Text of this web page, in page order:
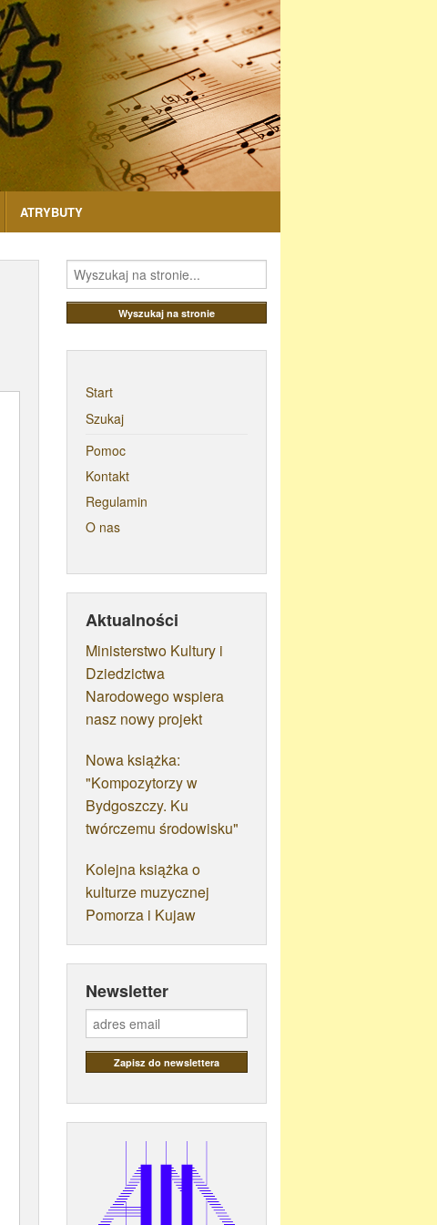
ATRYBUTY
Start
Szukaj
Pomoc
Kontakt
Regulamin
O nas
Aktualności
Ministerstwo Kultury i
Dziedzictwa
Narodowego wspiera
nasz nowy projekt
Nowa książka:
"Kompozytorzy w
Bydgoszczy. Ku
twórczemu środowisku"
Kolejna książka o
kulturze muzycznej
Pomorza i Kujaw
Newsletter